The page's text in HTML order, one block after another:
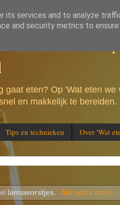
-
gaat eten? Op 'Wat eten
en makkelijk te bereiden.
Tips en technieken Over 'Wat
lamsworstjes. Alle posts tonen
services and to analyze
and security metrics to